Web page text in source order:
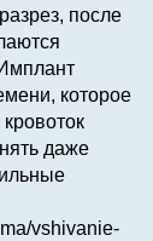
после
которое
даже
vshivanie-